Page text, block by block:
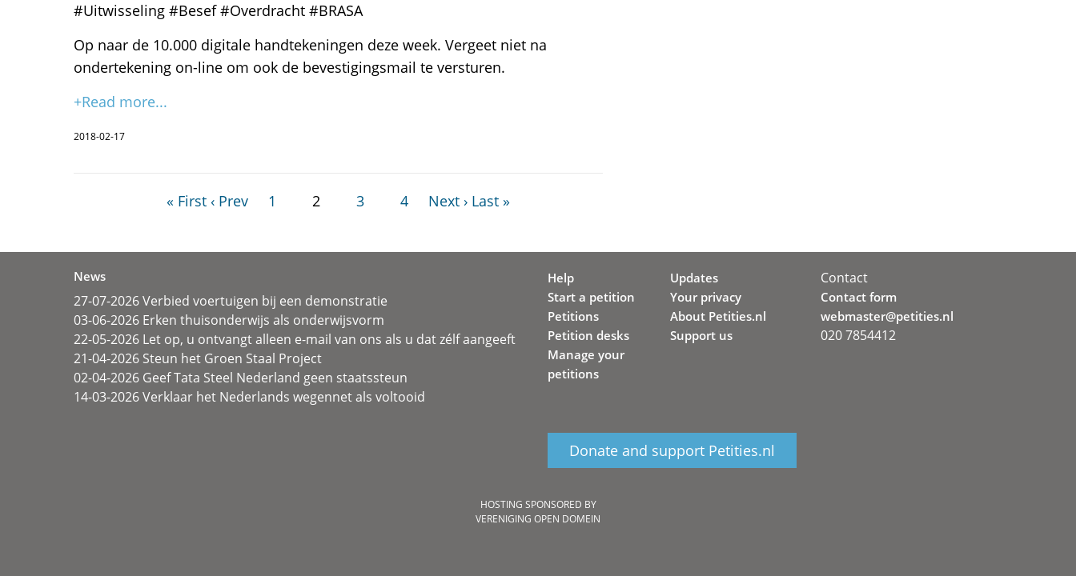
#Uitwisseling #Besef #Overdracht #BRASA
Op naar de 10.000 digitale handtekeningen deze week. Vergeet niet na
ondertekening on-line om ook de bevestigingsmail te versturen.
+Read more...
2018-02-17
« First ‹ Prev 1 2 3 4 Next › Last »
News
27-07-2026 Verbied voertuigen bij een demonstratie
03-06-2026 Erken thuisonderwijs als onderwijsvorm
22-05-2026 Let op, u ontvangt alleen e-mail van ons als u dat zélf aangeeft
21-04-2026 Steun het Groen Staal Project
02-04-2026 Geef Tata Steel Nederland geen staatssteun
14-03-2026 Verklaar het Nederlands wegennet als voltooid
Help
Start a petition
Petitions
Petition desks
Manage your
petitions
Updates
Your privacy
About Petities.nl
Support us
Donate and support Petities.nl
Contact
Contact form
webmaster@petities.nl
020 7854412
HOSTING SPONSORED BY
VERENIGING OPEN DOMEIN